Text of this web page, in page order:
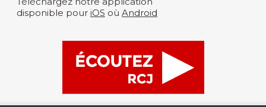
disponible pour iOS où Android